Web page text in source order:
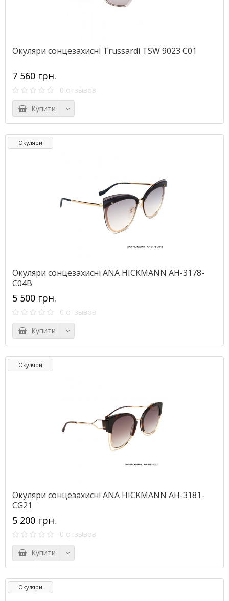
Окуляри сонцезахисні Trussardi TSW 9023 C01
7 560 грн.
0 отзывов
Купити
Окуляри
Окуляри сонцезахисні ANA HICKMANN AH-3178-
C04B
5 500 грн.
0 отзывов
Купити
Окуляри
Окуляри сонцезахисні ANA HICKMANN AH-3181-
CG21
5 200 грн.
0 отзывов
Купити
Окуляри